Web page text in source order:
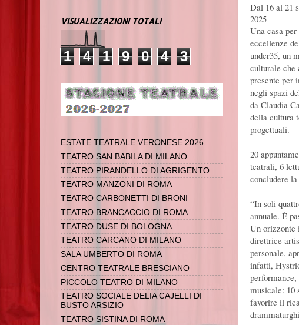
Dal 16 al 21
2025
Una casa per
eccellenze
under35, un
culturale che
presente per
negli spazi
da Claudia
della cultura
progettuali.
20
teatrali, 6
concludere
“In soli
annuale. È
Un orizzonte
direttrice
personale,
infatti,
musicale: 10
favorire il
VISUALIZZAZIONI TOTALI
1 4 1 9 0 4 3
ESTATE TEATRALE VERONESE 2026
TEATRO SAN BABILA DI MILANO
TEATRO PIRANDELLO DI AGRIGENTO
TEATRO MANZONI DI ROMA
TEATRO CARBONETTI DI BRONI
TEATRO BRANCACCIO DI ROMA
TEATRO DUSE DI BOLOGNA
TEATRO CARCANO DI MILANO
SALA UMBERTO DI ROMA
CENTRO TEATRALE BRESCIANO
PICCOLO TEATRO DI MILANO
TEATRO SOCIALE DELIA CAJELLI DI
BUSTO ARSIZIO
TEATRO SISTINA DI ROMA